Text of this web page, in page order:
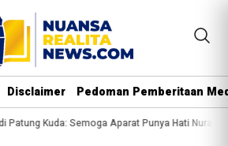
Disclaimer Pedoman Pemberitaan
Semoga Aparat Punya Hati Nurani Massa